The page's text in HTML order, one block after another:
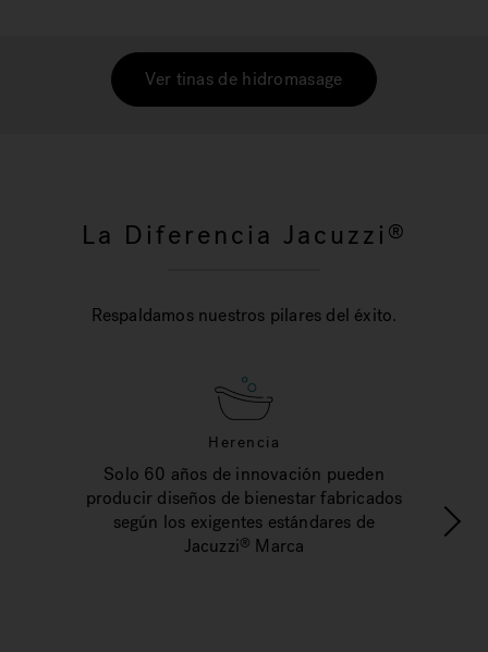
Ver tinas de hidromasage
La Diferencia Jacuzzi ®
Respaldamos nuestros pilares del éxito.
Herencia
Solo 60 años de innovación pueden
producir diseños de bienestar fabricados
según los exigentes estándares de
Jacuzzi® Marca